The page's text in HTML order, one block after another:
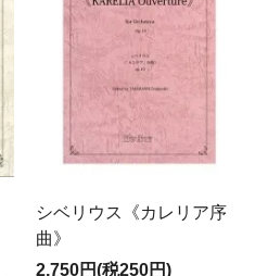
シベリウス《カレリア序
曲》
2,750円(税250円)